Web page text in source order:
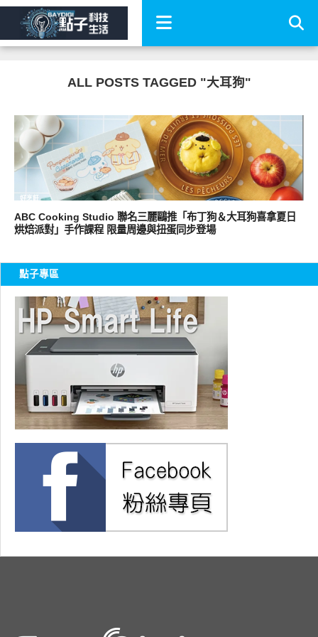
ALL POSTS TAGGED "大耳狗"
好烹飪
ABC Cooking Studio 聯名三麗鷗推「布丁狗＆大耳狗喜拿夏日
烘焙派對」手作課程 限量周邊與扭蛋同步登場
點子專區